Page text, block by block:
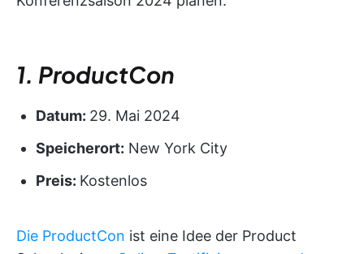
1. ProductCon
Datum: 29. Mai 2024
Speicherort: New York City
Preis: Kostenlos
Die ProductCon ist eine Idee der Product